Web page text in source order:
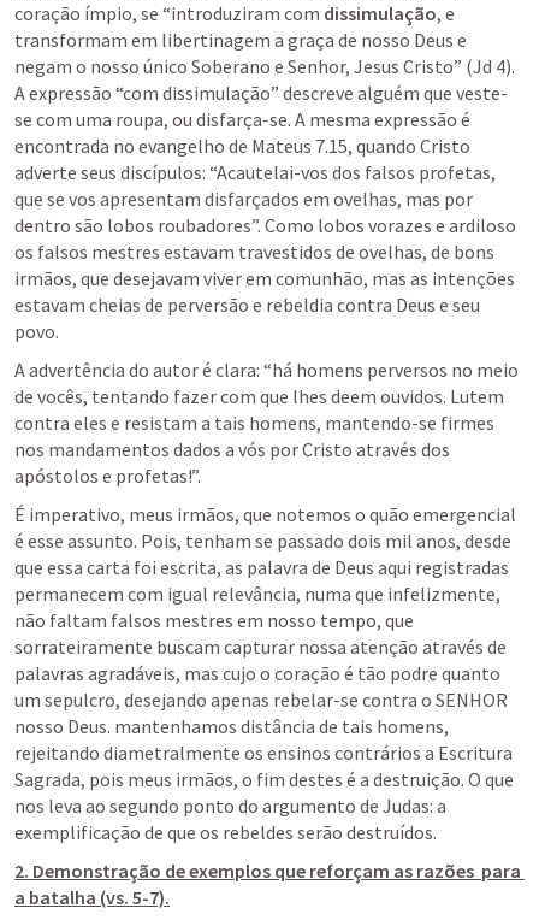
coração ímpio, se “introduziram com dissimulação, e
transformam em libertinagem a graça de nosso Deus e
negam o nosso único Soberano e Senhor, Jesus Cristo” (Jd 4).
A expressão “com dissimulação” descreve alguém que veste-
se com uma roupa, ou disfarça-se. A mesma expressão é
encontrada no evangelho de Mateus 7.15, quando Cristo
adverte seus discípulos: “Acautelai-vos dos falsos profetas,
que se vos apresentam disfarçados em ovelhas, mas por
dentro são lobos roubadores”. Como lobos vorazes e ardiloso
os falsos mestres estavam travestidos de ovelhas, de bons
irmãos, que desejavam viver em comunhão, mas as intenções
estavam cheias de perversão e rebeldia contra Deus e seu
povo.
A advertência do autor é clara: “há homens perversos no meio
de vocês, tentando fazer com que lhes deem ouvidos. Lutem
contra eles e resistam a tais homens, mantendo-se firmes
nos mandamentos dados a vós por Cristo através dos
apóstolos e profetas!”.
É imperativo, meus irmãos, que notemos o quão emergencial
é esse assunto. Pois, tenham se passado dois mil anos, desde
que essa carta foi escrita, as palavra de Deus aqui registradas
permanecem com igual relevância, numa que infelizmente,
não faltam falsos mestres em nosso tempo, que
sorrateiramente buscam capturar nossa atenção através de
palavras agradáveis, mas cujo o coração é tão podre quanto
um sepulcro, desejando apenas rebelar-se contra o SENHOR
nosso Deus. mantenhamos distância de tais homens,
rejeitando diametralmente os ensinos contrários a Escritura
Sagrada, pois meus irmãos, o fim destes é a destruição. O que
nos leva ao segundo ponto do argumento de Judas: a
exemplificação de que os rebeldes serão destruídos.
2. Demonstração de exemplos que reforçam as razões  para
a batalha (vs. 5-7).